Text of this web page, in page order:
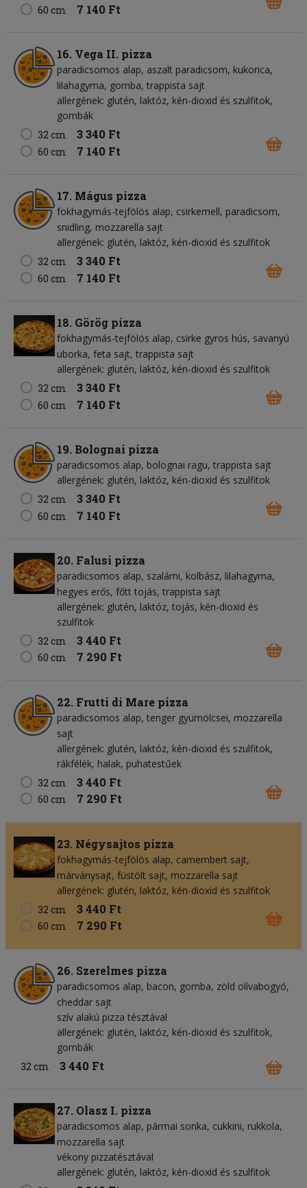
60 cm 7 140 Ft
16. Vega II. pizza
paradicsomos alap aszalt paradicsom kukorica
lilahagyma gomba trappista sajt
allergének: glutén, laktóz, kén-dioxid és szulfitok,
gombák
32 cm
3 340 Ft
60 cm 7 140 Ft
17. Mágus pizza
fokhagymás-tejfölös alap csirkemell paradicsom
snidling mozzarella sajt
allergének: glutén, laktóz, kén-dioxid és szulfitok
32 cm
3 340 Ft
60 cm 7 140 Ft
18. Görög pizza
fokhagymás-tejfölös alap csirke gyros hús savanyú
uborka feta sajt trappista sajt
allergének: glutén, laktóz, kén-dioxid és szulfitok
32 cm
3 340 Ft
60 cm 7 140 Ft
19. Bolognai pizza
paradicsomos alap bolognai ragu trappista sajt
allergének: glutén, laktóz, kén-dioxid és szulfitok
32 cm
3 340 Ft
60 cm 7 140 Ft
20. Falusi pizza
paradicsomos alap szalámi kolbász lilahagyma
hegyes erős főtt tojás trappista sajt
allergének: glutén, laktóz, tojás, kén-dioxid és
szulfitok
32 cm
3 440 Ft
60 cm 7 290 Ft
22. Frutti di Mare pizza
paradicsomos alap tenger gyümölcsei mozzarella
sajt
allergének: glutén, laktóz, kén-dioxid és szulfitok,
rákfélék, halak, puhatestűek
32 cm
3 440 Ft
60 cm 7 290 Ft
23. Négysajtos pizza
fokhagymás-tejfölös alap camembert sajt
márványsajt füstölt sajt mozzarella sajt
allergének: glutén, laktóz, kén-dioxid és szulfitok
32 cm
3 440 Ft
60 cm 7 290 Ft
26. Szerelmes pizza
paradicsomos alap bacon gomba zöld olívabogyó
cheddar sajt
szív alakú pizza tésztával
allergének: glutén, laktóz, kén-dioxid és szulfitok,
gombák
32 cm
3 440 Ft
27. Olasz I. pizza
paradicsomos alap pármai sonka cukkini rukkola
mozzarella sajt
vékony pizzatésztával
allergének: glutén, laktóz, kén-dioxid és szulfitok